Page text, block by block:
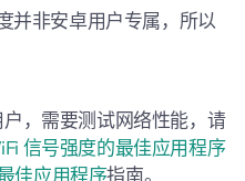
并非安卓用户专属，所以
，需要测试网络性能，请
信号强度的最佳应用程序